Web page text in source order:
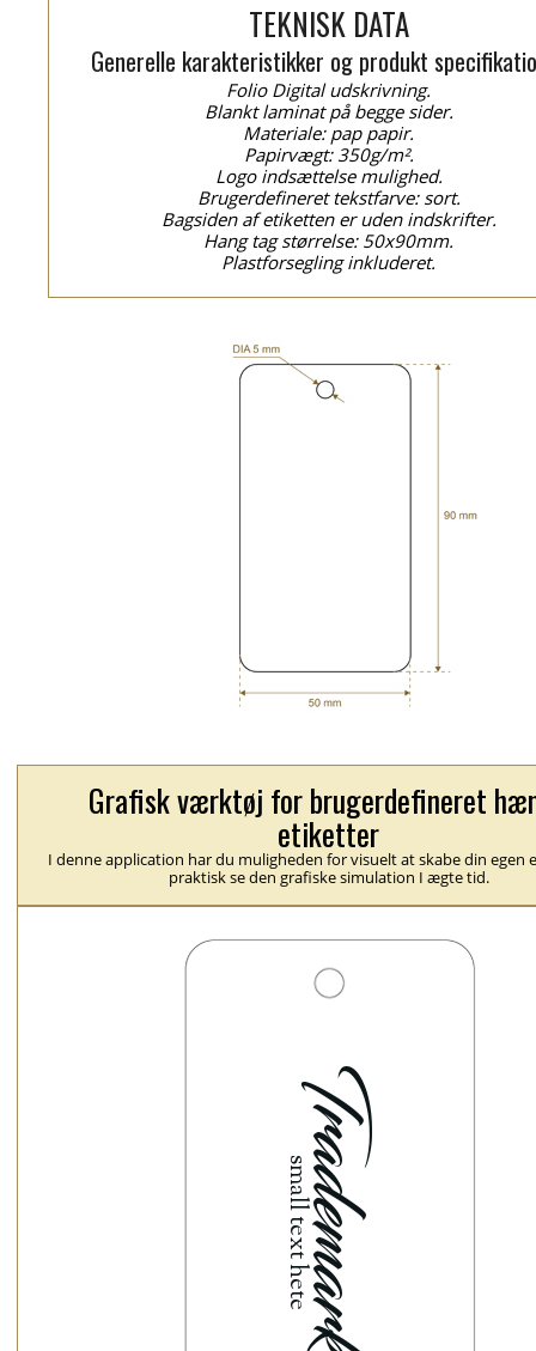
TEKNISK DATA
Generelle karakteristikker og produkt
Folio Digital udskrivning.
Blankt laminat på begge sider.
Materiale: pap papir.
Papirvægt: 350g/m².
Logo indsættelse mulighed.
Brugerdefineret tekstfarve: sort.
Bagsiden af etiketten er uden indskrifter.
Hang tag størrelse: 50x90mm.
Plastforsegling inkluderet.
Grafisk værktøj for brugerdefineret
etiketter
I denne application har du muligheden for visuelt at skabe din egen
praktisk se den grafiske simulation I ægte tid.